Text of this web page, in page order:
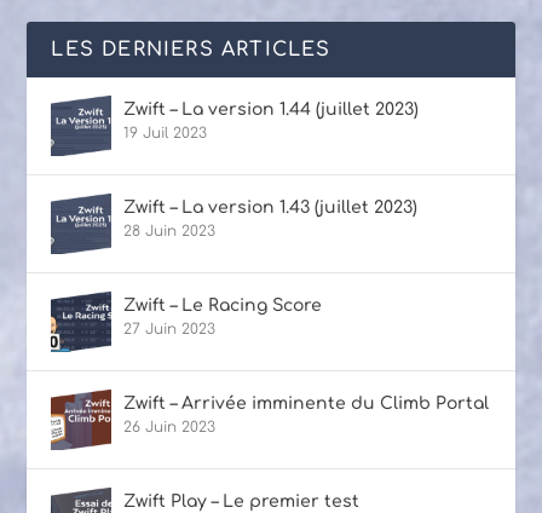
LES DERNIERS ARTICLES
Zwift – La version 1.44 (juillet 2023)
19 Juil 2023
Zwift – La version 1.43 (juillet 2023)
28 Juin 2023
Zwift – Le Racing Score
27 Juin 2023
Zwift – Arrivée imminente du Climb Portal
26 Juin 2023
Zwift Play – Le premier test